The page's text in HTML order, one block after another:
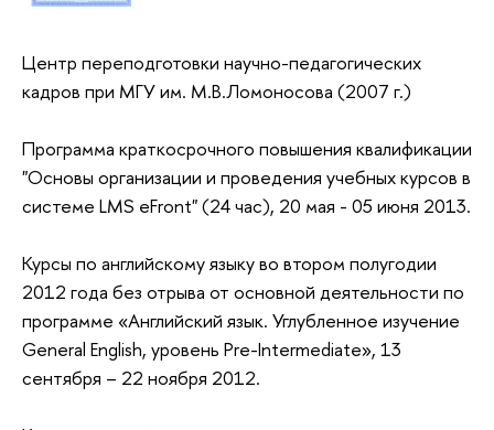
Центр переподготовки научно-педагогических
кадров при МГУ им. М.В.Ломоносова (2007 г.)
Программа краткосрочного повышения квалификации
"Основы организации и проведения учебных курсов в
системе LMS eFront" (24 час), 20 мая - 05 июня 2013.
Курсы по английскому языку во втором полугодии
2012 года без отрыва от основной деятельности по
программе «Английский язык. Углубленное изучение
General English, уровень Pre-Intermediate», 13
сентября – 22 ноября 2012.